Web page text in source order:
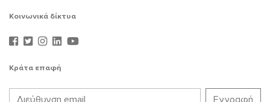
Κοινωνικά δίκτυα
Κράτα επαφή